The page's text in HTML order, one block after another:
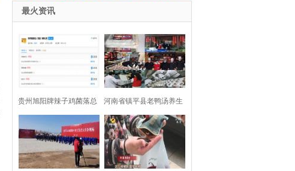
最火资讯
贵州旭阳牌辣子鸡菌落总
数超标再上黑榜
河南省镇平县老鸭汤养生
酒店爱心小组：抗击